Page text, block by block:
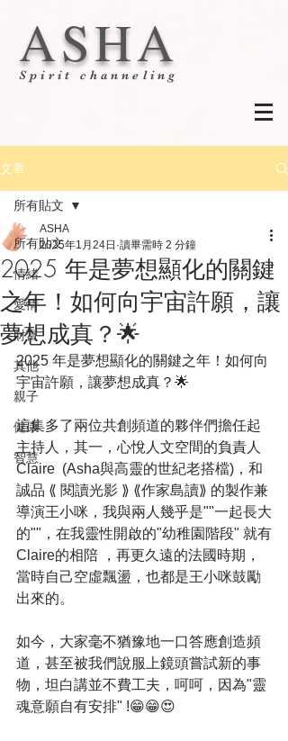
Spirit channeling
ASHA
文章
所有貼文
情緒
愛情
財富
其他
親子
健康
智慧
所有貼文
2025 年是夢想顯化的關鍵
之年！如何向宇宙許願，讓
夢想成真？🌟
ASHA
2025年1月24日 讀畢需時 2 分鐘
2025 年是夢想顯化的關鍵之年！如何向
宇宙許願，讓夢想成真？🌟
這集多了兩位共創頻道的夥伴們擔任起
主持人，其一，心悅人文空間的負責人
Claire  (Asha與高靈的世紀老搭檔)，和
誠品 ⟪ 閱讀光影 ⟫ ⟪作家島讀⟫ 的製作兼
導演王小咪，我與兩人幾乎是""一起長大
的""，在我靈性開啟的"幼稚園階段" 就有
Claire的相陪 ，再更久遠的法國時期，
當時自己空虛飄盪，也都是王小咪鼓勵
出來的。
如今，大家毫不猶豫地一口答應創造頻
道，甚至被我們說服上鏡頭嘗試新的事
物，坦白講並不費工夫，呵呵，因為"靈
魂意願自有安排" !😁😁😍